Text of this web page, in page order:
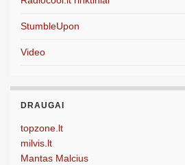
StumbleUpon
Video
DRAUGAI
topzone.lt
milvis.lt
Mantas Malcius